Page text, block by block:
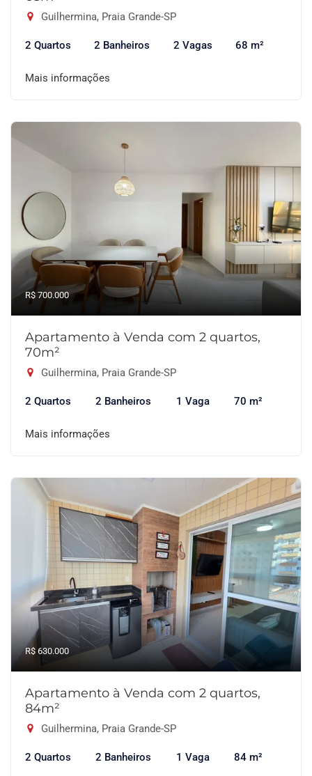
Guilhermina, Praia Grande-SP
2 Quartos 2 Banheiros 2 Vagas 68 m²
Mais informações
R$ 700.000
Apartamento à Venda com 2 quartos,
70m²
Guilhermina, Praia Grande-SP
2 Quartos 2 Banheiros 1 Vaga 70 m²
Mais informações
R$ 630.000
Apartamento à Venda com 2 quartos,
84m²
Guilhermina, Praia Grande-SP
2 Quartos 2 Banheiros 1 Vaga 84 m²